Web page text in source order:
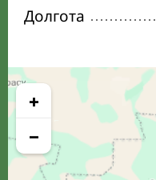
Долгота
+
−